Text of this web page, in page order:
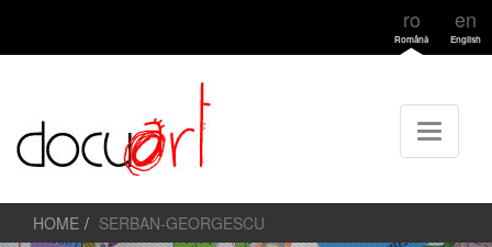
ro
Română
en
English
HOME SERBAN-GEORGESCU